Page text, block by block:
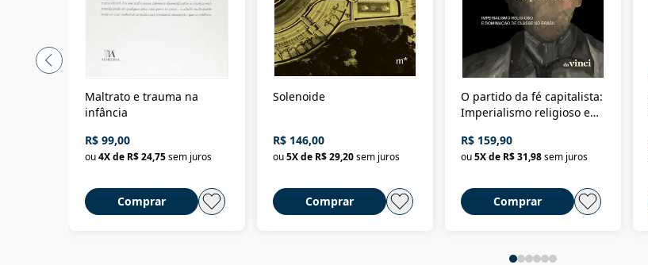
Maltrato e trauma na
infância
R$ 99,00
ou4X de R$ 24,75sem juros
Comprar
Solenoide
R$ 146,00
ou5X de R$ 29,20sem juros
Comprar
O partido da fé capitalista:
Imperialismo religioso e
Brasil
R$ 159,90
ou5X de R$ 31,98sem juros
Comprar